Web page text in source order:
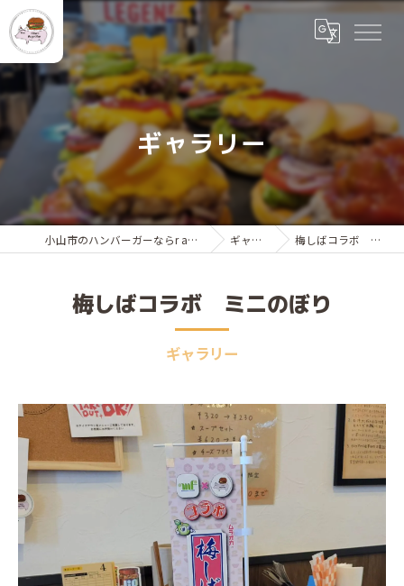
ギャラリー
小山市のハンバーガーならr and a Burger Shop ギャラリー 梅しばコラボ ミニのぼり
ギャラリー
梅しばコラボ ミニのぼり